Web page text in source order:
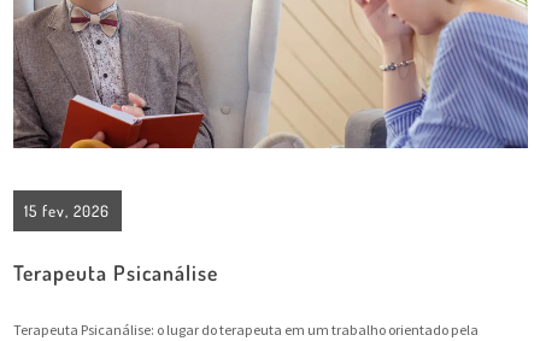
15 fev, 2026
Terapeuta Psicanálise
Terapeuta Psicanálise: o lugar do terapeuta em um trabalho orientado pela